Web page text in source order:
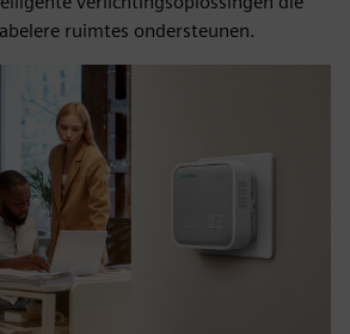
ruimtes ondersteunen.